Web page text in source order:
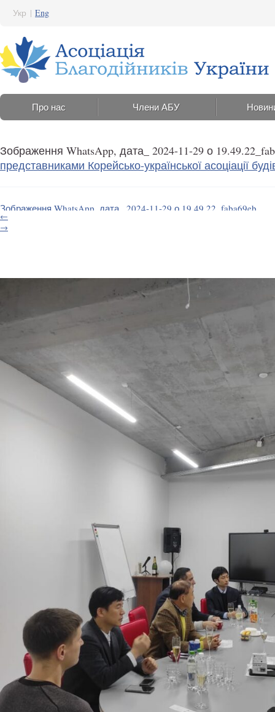
Укр | Eng
Про нас Члени АБУ
Зображення WhatsApp, дата_ 2024-11-29 о
представниками Корейсько-української асоціації
Зображення WhatsApp, дата_ 2024-11-29 о 19.49.22_faba69eb
2 Грудня 2024 12:27
←
→